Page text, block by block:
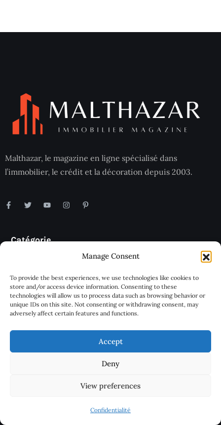
Manage Consent
To provide the best experiences, we use technologies like cookies to
store and/or access device information. Consenting to these
technologies will allow us to process data such as browsing behavior or
unique IDs on this site. Not consenting or withdrawing consent, may
adversely affect certain features and functions.
Accept
Deny
View preferences
Confidentialité
Malthazar, le magazine en ligne spécialisé dans
l’immobilier, le crédit et la décoration depuis 2003.
Catégorie
Crédit
Maison
Rénovation